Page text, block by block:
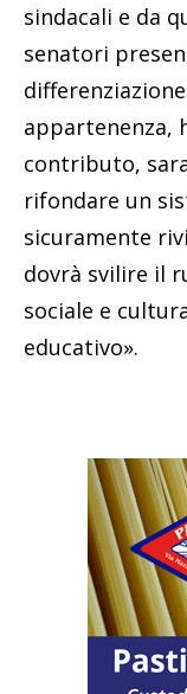
sindacali e da
senatori
appartenenza,
contributo,
rifondare un
sicuramente
dovrà svilire il
sociale e
educativo».